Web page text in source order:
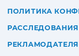
ПОЛИТИКА
РАССЛЕДОВАНИЯ